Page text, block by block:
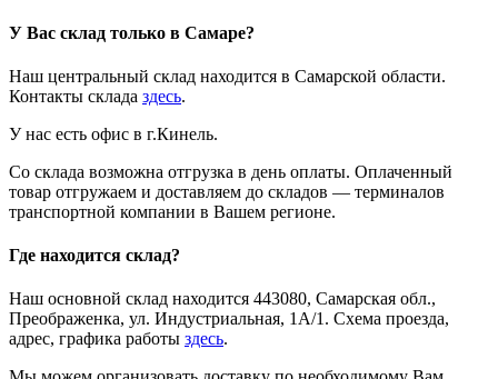
У Вас склад только в Самаре?
Наш центральный склад находится в Самарской области.
Контакты склада здесь.
У нас есть офис в г.Кинель.
Со склада возможна отгрузка в день оплаты. Оплаченный
товар отгружаем и доставляем до складов — терминалов
транспортной компании в Вашем регионе.
Где находится склад?
Наш основной склад находится 443080, Самарская обл.,
Преображенка, ул. Индустриальная, 1А/1. Схема проезда,
адрес, графика работы здесь.